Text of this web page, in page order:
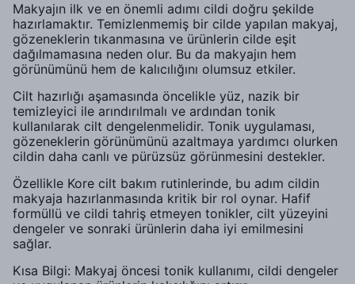
Makyajın ilk ve en önemli adımı cildi doğru şekilde
hazırlamaktır. Temizlenmemiş bir cilde yapılan makyaj,
gözeneklerin tıkanmasına ve ürünlerin cilde eşit
dağılmamasına neden olur. Bu da makyajın hem
görünümünü hem de kalıcılığını olumsuz etkiler.
Cilt hazırlığı aşamasında öncelikle yüz, nazik bir
temizleyici ile arındırılmalı ve ardından tonik
kullanılarak cilt dengelenmelidir. Tonik uygulaması,
gözeneklerin görünümünü azaltmaya yardımcı olurken
cildin daha canlı ve pürüzsüz görünmesini destekler.
Özellikle Kore cilt bakım rutinlerinde, bu adım cildin
makyaja hazırlanmasında kritik bir rol oynar. Hafif
formüllü ve cildi tahriş etmeyen tonikler, cilt yüzeyini
dengeler ve sonraki ürünlerin daha iyi emilmesini
sağlar.
Kısa Bilgi: Makyaj öncesi tonik kullanımı, cildi dengeler